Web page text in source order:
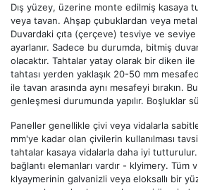
Dış yüzey, üzerine monte edilmiş kasaya
veya tavan. Ahşap çubuklardan veya metal
Duvardaki çıta (çerçeve) tesviye ve seviye
ayarlanır. Sadece bu durumda, bitmiş
olacaktır. Tahtalar yatay olarak bir diken
tahtası yerden yaklaşık 20-50 mm
ile tavan arasında aynı mesafeyi bırakın.
genleşmesi durumunda yapılır. Boşluklar
Paneller genellikle çivi veya vidalarla
mm'ye kadar olan çivilerin kullanılması
tahtalar kasaya vidalarla daha iyi
bağlantı elemanları vardır - klyimery. Tüm
klyaymerinin galvanizli veya eloksallı bir